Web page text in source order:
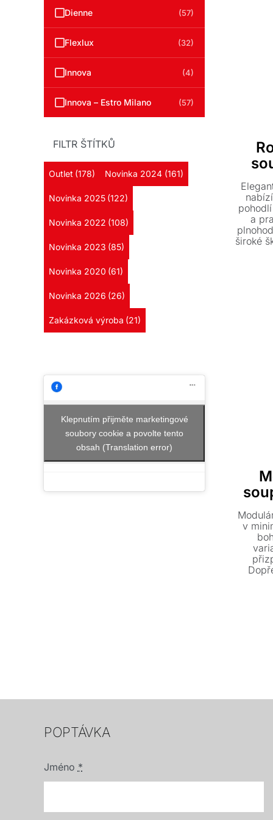
Dienne (57)
Flexlux (32)
Innova (4)
Innova – Estro Milano (57)
FILTR ŠTÍTKŮ
Outlet (178) Novinka 2024 (161)
Novinka 2025 (122)
Novinka 2022 (108)
Novinka 2023 (85)
Novinka 2020 (61)
Novinka 2026 (26)
Zakázková výroba (21)
Klepnutím přijměte marketingové
soubory cookie a povolte tento
obsah (Translation error)
a
široké
v
POPTÁVKA
Jméno *